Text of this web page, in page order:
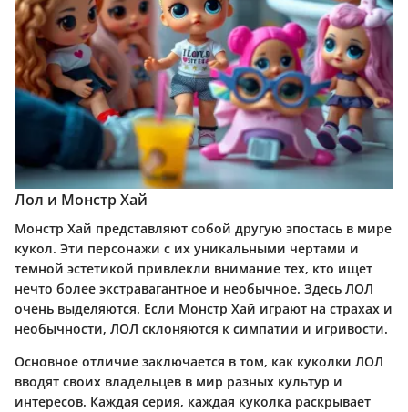
Лол и Монстр Хай
Монстр Хай представляют собой другую эпостась в мире
кукол. Эти персонажи с их уникальными чертами и
темной эстетикой привлекли внимание тех, кто ищет
нечто более экстравагантное и необычное. Здесь ЛОЛ
очень выделяются. Если Монстр Хай играют на страхах и
необычности, ЛОЛ склоняются к симпатии и игривости.
Основное отличие заключается в том, как куколки ЛОЛ
вводят своих владельцев в мир разных культур и
интересов. Каждая серия, каждая куколка раскрывает